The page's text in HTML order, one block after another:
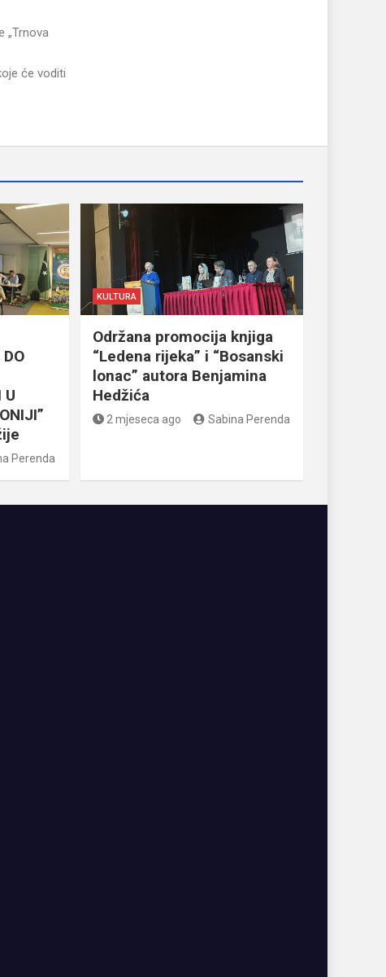
„Trnova
će voditi
U
Perenda
KULTURA
Održana promocija knjiga
“Ledena rijeka” i “Bosanski
lonac” autora Benjamina
Hedžića
2 mjeseca ago Sabina Perenda